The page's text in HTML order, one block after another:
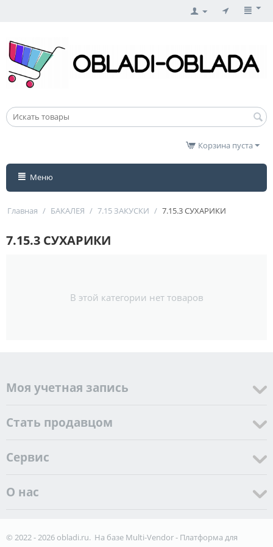
Корзина пуста
Меню
Главная / БАКАЛЕЯ / 7.15 ЗАКУСКИ / 7.15.3 СУХАРИКИ
7.15.3 СУХАРИКИ
В этой категории нет товаров
Моя учетная запись
Стать продавцом
Cервис
О нас
© 2022 - 2026 obladi.ru. На базе Multi-Vendor - Платформа для